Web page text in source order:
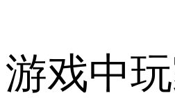
游戏中